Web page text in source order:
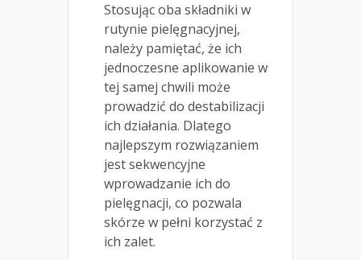
Stosując oba składniki w
rutynie pielęgnacyjnej,
należy pamiętać, że ich
jednoczesne aplikowanie w
tej samej chwili może
prowadzić do destabilizacji
ich działania. Dlatego
najlepszym rozwiązaniem
jest sekwencyjne
wprowadzanie ich do
pielęgnacji, co pozwala
skórze w pełni korzystać z
ich zalet.